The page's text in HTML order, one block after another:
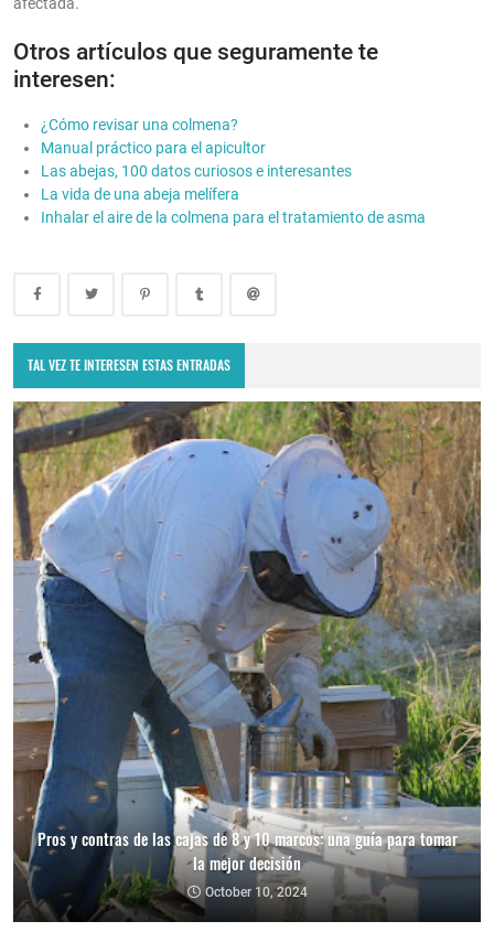
afectada.
Otros artículos que seguramente te
interesen:
¿Cómo revisar una colmena?
Manual práctico para el apicultor
Las abejas, 100 datos curiosos e interesantes
La vida de una abeja melífera
Inhalar el aire de la colmena para el tratamiento de asma
TAL VEZ TE INTERESEN ESTAS ENTRADAS
Pros y contras de las cajas de 8 y 10 marcos: una guía para tomar
la mejor decisión
October 10, 2024